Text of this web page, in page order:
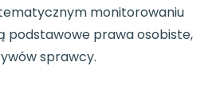
monitorowaniu
podstawowe prawa osobiste,
sprawcy.